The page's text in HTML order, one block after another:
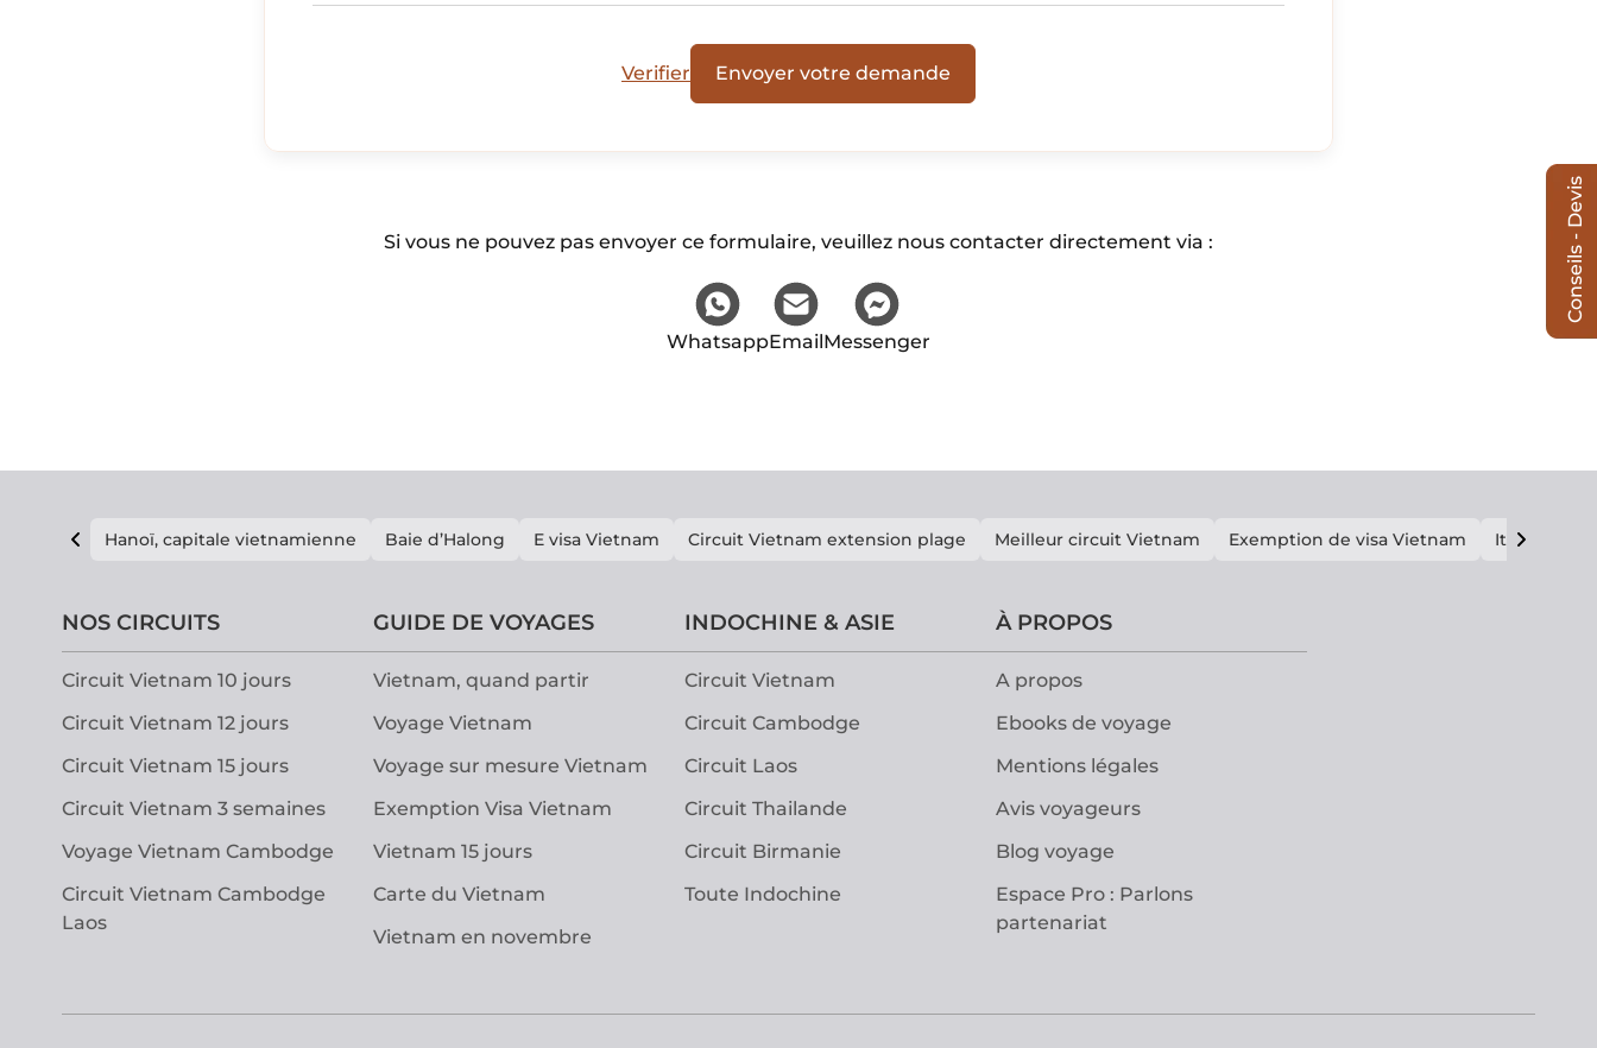
Verifier Envoyer votre demande
Si vous ne pouvez pas envoyer ce formulaire, veuillez nous contacter directement via :
WhatsappEmailMessenger
Hanoï, capitale vietnamienne Baie d’Halong E visa Vietnam Circuit Vietnam extension plage Meilleur circuit Vietnam Exemption de visa Vietnam Itinéraire
NOS CIRCUITS
Circuit Vietnam 10 jours
Circuit Vietnam 12 jours
Circuit Vietnam 15 jours
Circuit Vietnam 3 semaines
Voyage Vietnam Cambodge
Circuit Vietnam Cambodge
Laos
GUIDE DE VOYAGES
Vietnam, quand partir
Voyage Vietnam
Voyage sur mesure Vietnam
Exemption Visa Vietnam
Vietnam 15 jours
Carte du Vietnam
Vietnam en novembre
INDOCHINE & ASIE
Circuit Vietnam
Circuit Cambodge
Circuit Laos
Circuit Thailande
Circuit Birmanie
Toute Indochine
À PROPOS
A propos
Ebooks de voyage
Mentions légales
Avis voyageurs
Blog voyage
Espace Pro : Parlons
partenariat
Conseils - Devis